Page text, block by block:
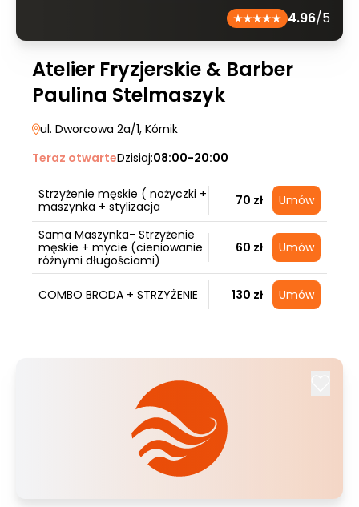
4.96/5
Atelier Fryzjerskie & Barber
Paulina Stelmaszyk
ul. Dworcowa 2a/1, Kórnik
Teraz otwarteDzisiaj:08:00-20:00
Strzyżenie męskie ( nożyczki +
maszynka + stylizacja
70 zł Umów
Sama Maszynka- Strzyżenie
męskie + mycie (cieniowanie
różnymi długościami)
60 zł Umów
COMBO BRODA + STRZYŻENIE 130 zł Umów